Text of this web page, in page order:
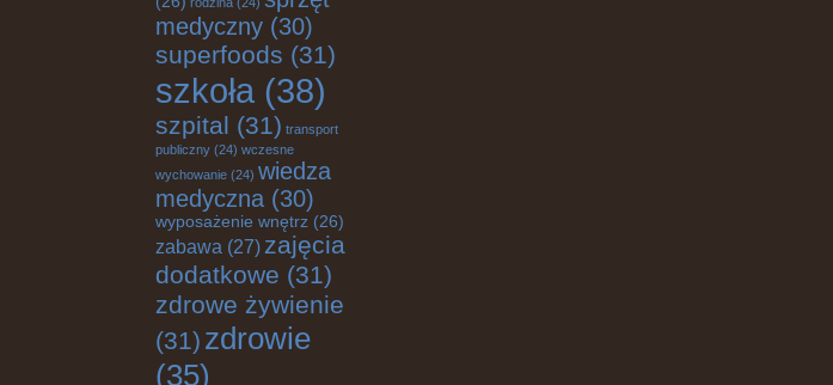
medyczny (30)
superfoods (31)
szkoła (38)
szpital (31) transport
publiczny (24) wczesne
wychowanie (24) wiedza
medyczna (30)
wyposażenie wnętrz (26)
zabawa (27)zajęcia
dodatkowe (31)
zdrowe żywienie
(31) zdrowie
(35)